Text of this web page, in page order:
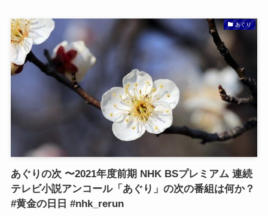
あぐり
あぐりの次 〜2021年度前期 NHK BSプレミアム 連続
テレビ小説アンコール「あぐり」の次の番組は何か？
#黄金の日日 #nhk_rerun